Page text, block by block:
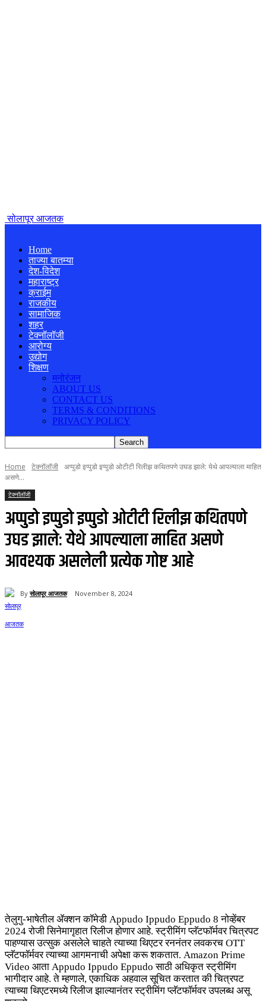
सोलापूर आजतक
Home
ताज्या बातम्या
देश-विदेश
महाराष्ट्र
क्राईम
राजकीय
सामाजिक
शहर
टेक्नॉलॉजी
आरोग्य
उद्योग
शिक्षण
मनोरंजन
ABOUT US
CONTACT US
TERMS & CONDITIONS
PRIVACY POLICY
Home टेक्नॉलॉजी अप्पुडो इप्पुडो इप्पुडो ओटीटी रिलीझ कथितपणे उघड झाले: येथे आपल्याला माहित
असणे...
टेक्नॉलॉजी
अप्पुडो इप्पुडो इप्पुडो ओटीटी रिलीझ कथितपणे
उघड झाले: येथे आपल्याला माहित असणे
आवश्यक असलेली प्रत्येक गोष्ट आहे
By सोलापूर आजतक November 8, 2024
तेलुगु-भाषेतील ॲक्शन कॉमेडी Appudo Ippudo Eppudo 8 नोव्हेंबर
2024 रोजी सिनेमागृहात रिलीज होणार आहे. स्ट्रीमिंग प्लॅटफॉर्मवर चित्रपट
पाहण्यास उत्सुक असलेले चाहते त्याच्या थिएटर रननंतर लवकरच OTT
प्लॅटफॉर्मवर त्याच्या आगमनाची अपेक्षा करू शकतात. Amazon Prime
Video आता Appudo Ippudo Eppudo साठी अधिकृत स्ट्रीमिंग
भागीदार आहे. ते म्हणाले, एकाधिक अहवाल सूचित करतात की चित्रपट
त्याच्या थिएटरमध्ये रिलीज झाल्यानंतर स्ट्रीमिंग प्लॅटफॉर्मवर उपलब्ध असू